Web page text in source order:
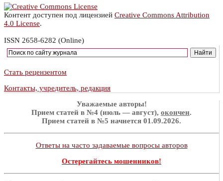
Контент доступен под лицензией Creative Commons Attribution
4.0 License.
ISSN 2658-6282 (Online)
Стать рецензентом
Контакты, учредитель, редакция
Уважаемые авторы!
Прием статей в №4 (июль — август), окончен.
Прием статей в №5 начнется 01.09.2026.
Ответы на часто задаваемые вопросы авторов
Остерегайтесь мошенников!